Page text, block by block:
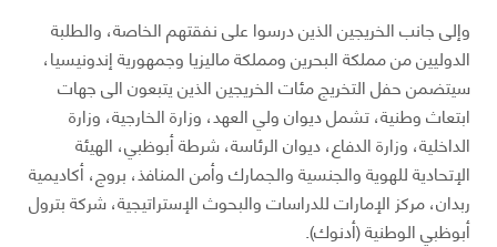
وإلى جانب الخريجين الذين درسوا على نفقتهم الخاصة، والطلبة
الدوليين من مملكة البحرين ومملكة ماليزيا وجمهورية إندونيسيا،
سيتضمن حفل التخريج مئات الخريجين الذين يتبعون الى جهات
ابتعاث وطنية، تشمل ديوان ولي العهد، وزارة الخارجية، وزارة
الداخلية، وزارة الدفاع، ديوان الرئاسة، شرطة أبوظبي، الهيئة
الإتحادية للهوية والجنسية والجمارك وأمن المنافذ، بروج، أكاديمية
ربدان، مركز الإمارات للدراسات والبحوث الإستراتيجية، شركة بترول
أبوظبي الوطنية (أدنوك).